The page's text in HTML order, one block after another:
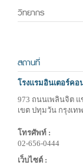
วิทยากร
สถานที่
โรงแรมอินเตอร์คอ
973 ถนนเพลินจิต
เขต ปทุมวัน กรุงเท
โทรศัพท์ :
02-656-0444
เว็บไซต์ :